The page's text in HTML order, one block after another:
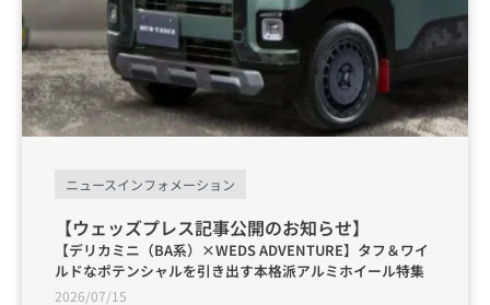
ニュースインフォメーション
【ウェッズプレス記事公開のお知らせ】
【デリカミニ（BA系）×WEDS ADVENTURE】タフ＆ワイ
ルドなポテンシャルを引き出す本格派アルミホイール特集
2026/07/15